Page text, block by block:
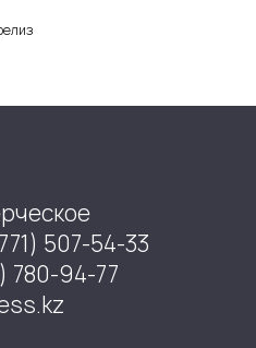
507-54-33
780-94-77